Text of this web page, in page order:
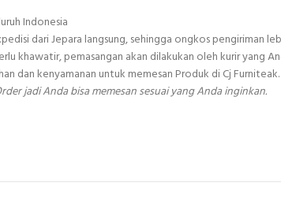
Indonesia
dari Jepara langsung, sehingga ongkos pengiriman
khawatir, pemasangan akan dilakukan oleh kurir yang
dan kenyamanan untuk memesan Produk di Cj
jadi Anda bisa memesan sesuai yang Anda inginkan.